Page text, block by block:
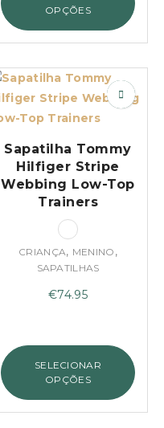
OPÇÕES
Sapatilha Tommy
Hilfiger Stripe
Webbing Low-Top
Trainers
CRIANÇA, MENINO ,
SAPATILHAS
€74.95
SELECIONAR
OPÇÕES